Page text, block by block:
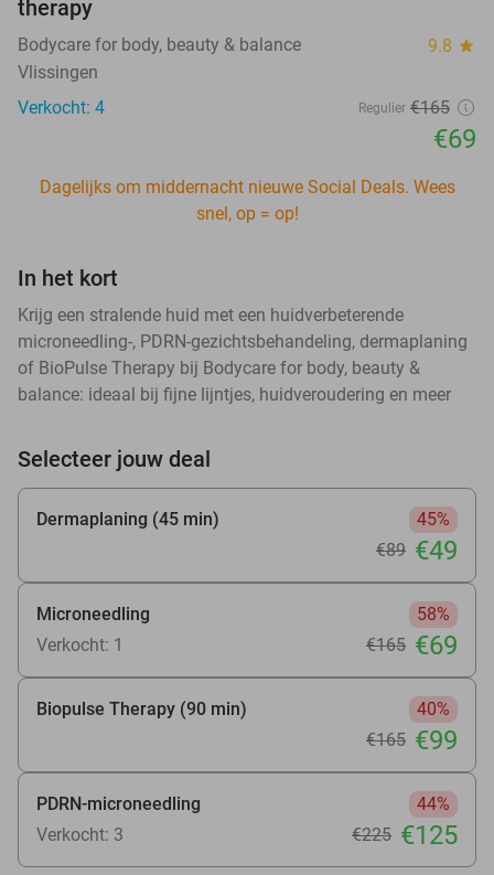
therapy
Bodycare for body, beauty & balance 9.8 star
Vlissingen
Verkocht: 4
Regulier €165
€69
Dagelijks om middernacht nieuwe Social Deals. Wees
snel, op = op!
In het kort
Krijg een stralende huid met een huidverbeterende
microneedling-, PDRN-gezichtsbehandeling, dermaplaning
of BioPulse Therapy bij Bodycare for body, beauty &
balance: ideaal bij fijne lijntjes, huidveroudering en meer
Selecteer jouw deal
Dermaplaning (45 min)
45%
€89 €49
Microneedling
58%
Verkocht: 1
€165 €69
Biopulse Therapy (90 min)
40%
€165 €99
PDRN-microneedling
44%
Verkocht: 3
€225 €125